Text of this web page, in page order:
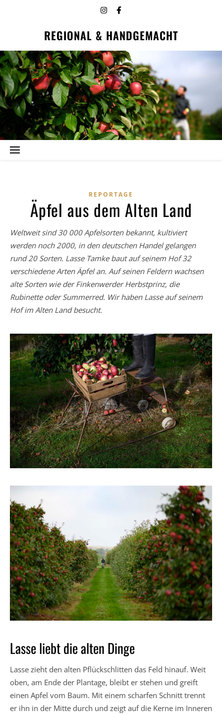
REGIONAL & HANDGEMACHT
REPORTAGE
Äpfel aus dem Alten Land
Weltweit sind 30 000 Apfelsorten bekannt, kultiviert
werden noch 2000, in den deutschen Handel gelangen
rund 20 Sorten. Lasse Tamke baut auf seinem Hof 32
verschiedene Arten Äpfel an. Auf seinen Feldern wachsen
alte Sorten wie der Finkenwerder Herbstprinz, die
Rubinette oder Summerred. Wir haben Lasse auf seinem
Hof im Alten Land besucht.
Lasse liebt die alten Dinge
Lasse zieht den alten Pflückschlitten das Feld hinauf. Weit
oben, am Ende der Plantage, bleibt er stehen und greift
einen Apfel vom Baum. Mit einem scharfen Schnitt trennt
er ihn in der Mitte durch und zeigt auf die Kerne im Inneren